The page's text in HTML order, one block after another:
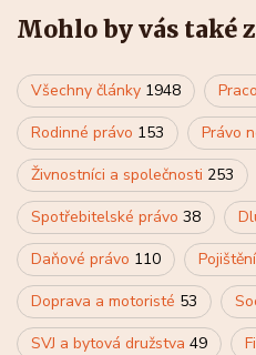
Mohlo by vás také
Všechny články 1948
Rodinné právo 153 Právo
Živnostníci a společnosti 253
Spotřebitelské právo 38
Daňové právo 110
Doprava a motoristé 53
SVJ a bytová družstva 49